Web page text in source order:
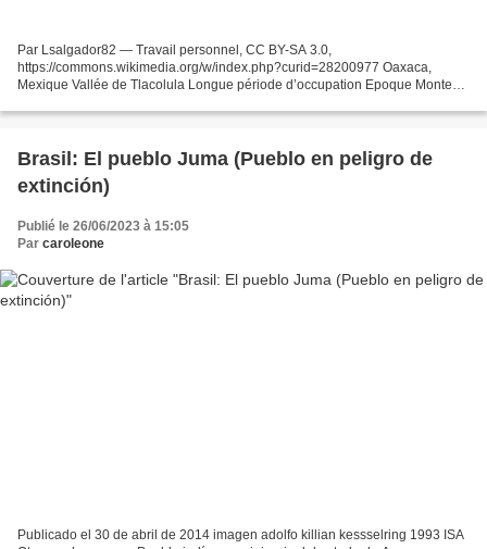
Par Lsalgador82 — Travail personnel, CC BY-SA 3.0,
https://commons.wikimedia.org/w/index.php?curid=28200977 Oaxaca,
Mexique Vallée de Tlacolula Longue période d’occupation Epoque Monte
Brasil: El pueblo Juma (Pueblo en peligro de
extinción)
Publié le 26/06/2023 à 15:05
Par caroleone
Publicado el 30 de abril de 2014 imagen adolfo killian kessselring 1993 ISA